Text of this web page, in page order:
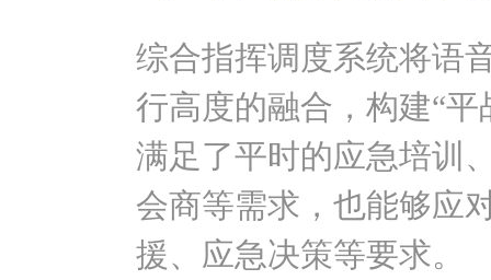
综合指挥调度系统将语
行高度的融合，构建“
满足了平时的应急培训
会商等需求，也能够应
援、应急决策等要求。